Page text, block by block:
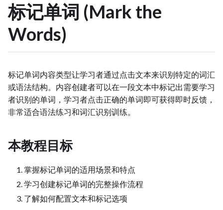
标记单词 (Mark the
Words)
标记单词内容类型让学习者通过点击文本来识别特定的词汇
或语法结构。内容创建者可以在一段文本中标记出需要学习
者识别的单词，学习者点击正确的单词即可获得即时反馈，
非常适合语法练习和词汇识别训练。
本教程目标
掌握标记单词的适用场景和特点
学习创建标记单词的完整操作流程
了解如何配置文本和标记选项